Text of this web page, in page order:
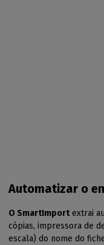
Automatizar o
O SmartImportextrai
cópias, impressora de
escala) do nome do